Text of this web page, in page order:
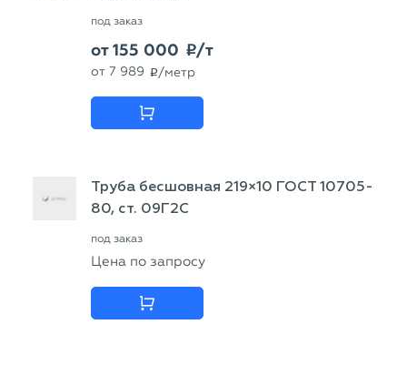
под заказ
от155 000 p/т
от 7 989 p /метр
Труба бесшовная 219×10 ГОСТ 10705-
80, ст. 09Г2С
под заказ
Цена по запросу